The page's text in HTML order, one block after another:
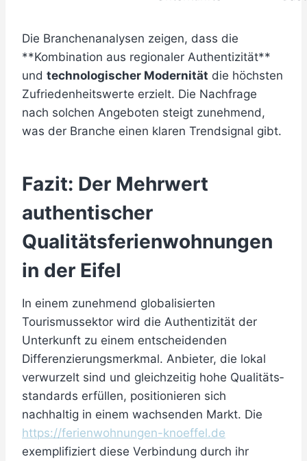
Die Branchenanalysen zeigen, dass die
**Kombination aus regionaler Authentizität**
und technologischer Modernität die höchsten
Zufriedenheitswerte erzielt. Die Nachfrage
nach solchen Angeboten steigt zunehmend,
was der Branche einen klaren Trendsignal gibt.
Fazit: Der Mehrwert
authentischer
Qualitätsferienwohnungen
in der Eifel
In einem zunehmend globalisierten
Tourismussektor wird die Authentizität der
Unterkunft zu einem entscheidenden
Differenzierungsmerkmal. Anbieter, die lokal
verwurzelt sind und gleichzeitig hohe Qualitäts­
standards erfüllen, positionieren sich
nachhaltig in einem wachsenden Markt. Die
https://ferienwohnungen-knoeffel.de
exemplifiziert diese Verbindung durch ihr